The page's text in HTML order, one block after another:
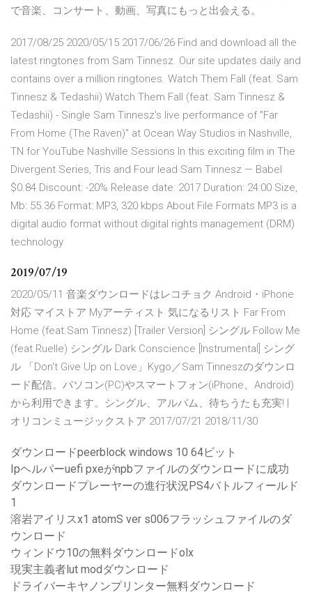
で音楽、コンサート、動画、写真にもっと出会える。
2017/08/25 2020/05/15 2017/06/26 Find and download all the
latest ringtones from Sam Tinnesz. Our site updates daily and
contains over a million ringtones. Watch Them Fall (feat. Sam
Tinnesz & Tedashii) Watch Them Fall (feat. Sam Tinnesz &
Tedashii) - Single Sam Tinnesz's live performance of "Far
From Home (The Raven)" at Ocean Way Studios in Nashville,
TN for YouTube Nashville Sessions In this exciting film in The
Divergent Series, Tris and Four lead Sam Tinnesz — Babel
$0.84 Discount: -20% Release date: 2017 Duration: 24:00 Size,
Mb: 55.36 Format: MP3, 320 kbps About File Formats MP3 is a
digital audio format without digital rights management (DRM)
technology
2019/07/19
2020/05/11 音楽ダウンロードはレコチョク Android・iPhone
対応 マイストア Myアーティスト 気になるリスト Far From
Home (feat.Sam Tinnesz) [Trailer Version] シングル Follow Me
(feat.Ruelle) シングル Dark Conscience [Instrumental] シング
ル 「Don't Give Up on Love」Kygo／Sam Tinneszのダウンロ
ード配信。パソコン(PC)やスマートフォン(iPhone、Android)
から利用できます。シングル、アルバム、待ちうたも充実! |
オリコンミュージックストア 2017/07/21 2018/11/30
ダウンロードpeerblock windows 10 64ビット
Ipヘルパーuefi pxeがnpbファイルのダウンロードに成功
ダウンロードプレーヤーの進行状況PS4バトルフィールド
1
溶岩アイリスx1 atomS ver s006フラッシュファイルのダ
ウンロード
ウィンドウ10の無料ダウンロードolx
現実主義者lut modダウンロード
ドライバーキヤノンプリンター無料ダウンロード